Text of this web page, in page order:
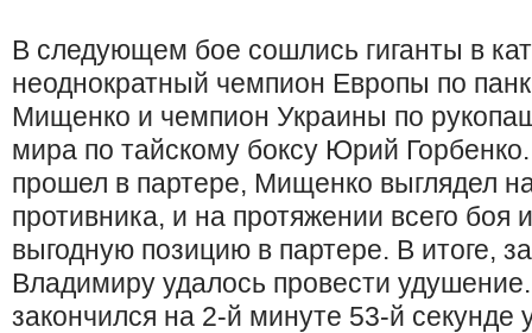
В следующем бое сошлись гиганты в
неоднократный чемпион Европы по
Мищенко и чемпион Украины по
мира по тайскому боксу Юрий
прошел в партере, Мищенко выглядел
противника, и на протяжении всего
выгодную позицию в партере. В итоге,
Владимиру удалось провести
закончился на 2-й минуте 53-й секунде